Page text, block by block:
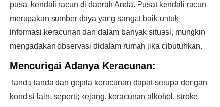
pusat kendali racun di daerah Anda. Pusat kendali racun
merupakan sumber daya yang sangat baik untuk
informasi keracunan dan dalam banyak situasi, mungkin
mengadakan observasi didalam rumah jika dibutuhkan.
Mencurigai Adanya Keracunan:
Tanda-tanda dan gejala keracunan dapat serupa dengan
kondisi lain, seperti; kejang, keracunan alkohol, stroke